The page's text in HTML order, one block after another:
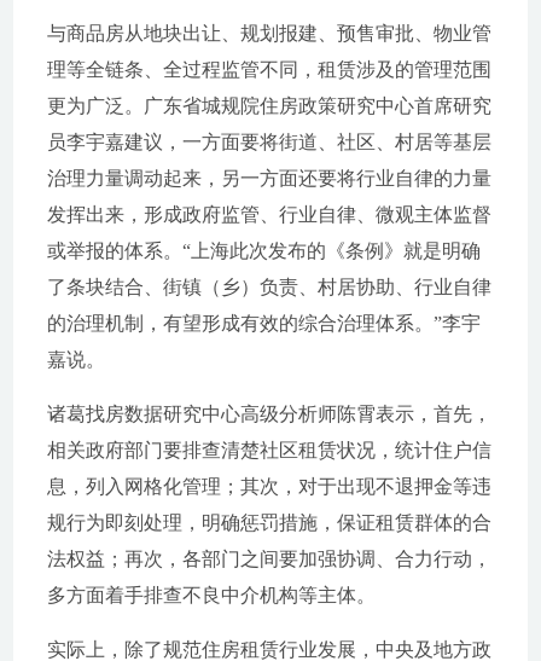
与商品房从地块出让、规划报建、预售审批、物业管
理等全链条、全过程监管不同，租赁涉及的管理范围
更为广泛。广东省城规院住房政策研究中心首席研究
员李宇嘉建议，一方面要将街道、社区、村居等基层
治理力量调动起来，另一方面还要将行业自律的力量
发挥出来，形成政府监管、行业自律、微观主体监督
或举报的体系。“上海此次发布的《条例》就是明确
了条块结合、街镇（乡）负责、村居协助、行业自律
的治理机制，有望形成有效的综合治理体系。”李宇
嘉说。
诸葛找房数据研究中心高级分析师陈霄表示，首先，
相关政府部门要排查清楚社区租赁状况，统计住户信
息，列入网格化管理；其次，对于出现不退押金等违
规行为即刻处理，明确惩罚措施，保证租赁群体的合
法权益；再次，各部门之间要加强协调、合力行动，
多方面着手排查不良中介机构等主体。
实际上，除了规范住房租赁行业发展，中央及地方政